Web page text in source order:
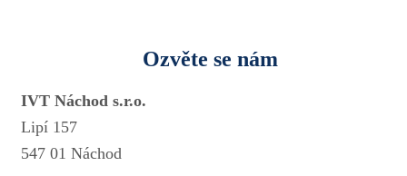
Ozvěte se nám
IVT Náchod s.r.o.
Lipí 157
547 01 Náchod